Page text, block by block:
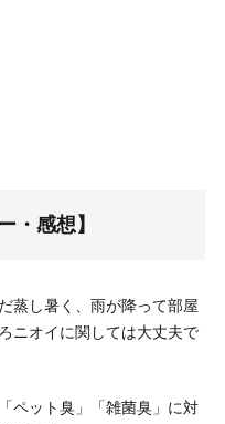
・感想】
蒸し暑く、雨が降って部屋
ニオイに関しては大丈夫で
ペット臭」「雑菌臭」に対